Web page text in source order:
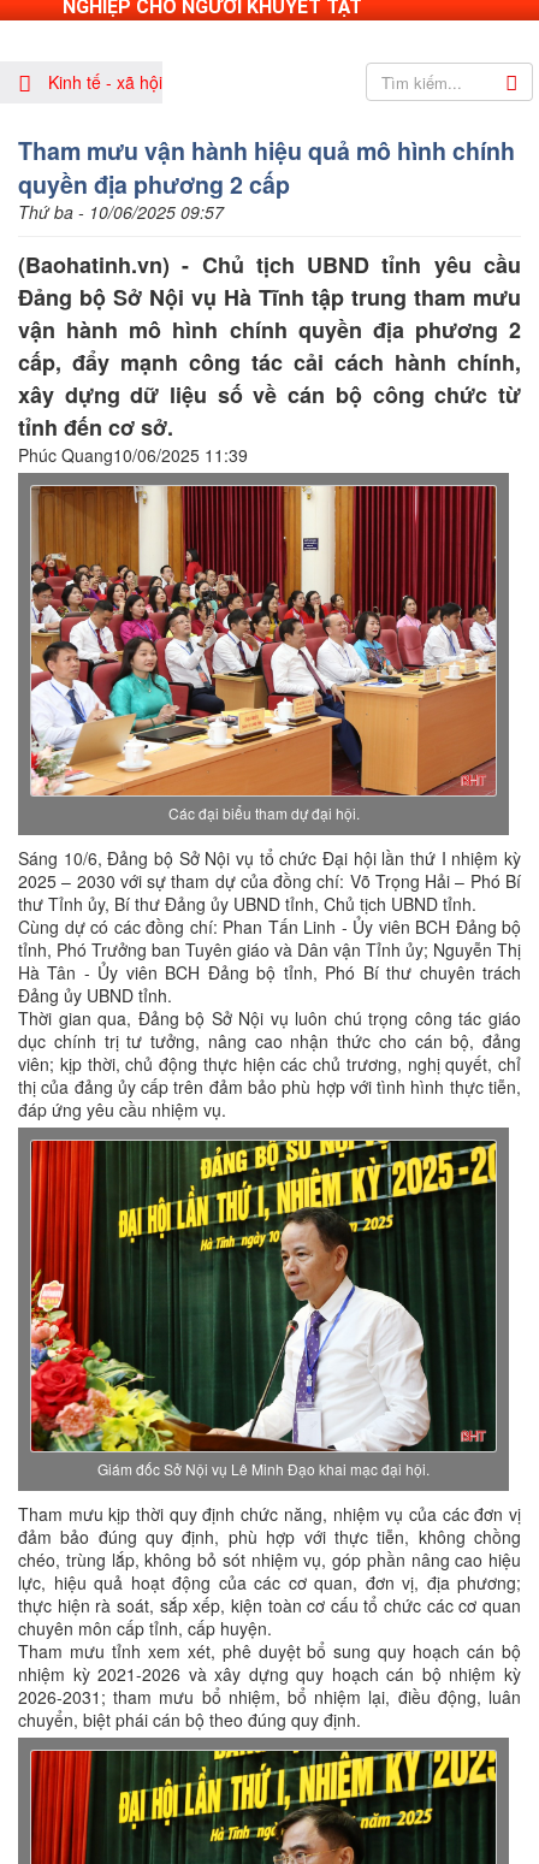
NGHIỆP CHO NGƯỜI KHUYẾT TẬT
Kinh tế - xã hội
Tham mưu vận hành hiệu quả mô hình chính
quyền địa phương 2 cấp
Thứ ba - 10/06/2025 09:57
(Baohatinh.vn) - Chủ tịch UBND tỉnh yêu cầu
Đảng bộ Sở Nội vụ Hà Tĩnh tập trung tham mưu
vận hành mô hình chính quyền địa phương 2
cấp, đẩy mạnh công tác cải cách hành chính,
xây dựng dữ liệu số về cán bộ công chức từ
tỉnh đến cơ sở.
Phúc Quang10/06/2025 11:39
Các đại biểu tham dự đại hội.
Sáng 10/6, Đảng bộ Sở Nội vụ tổ chức Đại hội lần thứ I nhiệm kỳ
2025 – 2030 với sự tham dự của đồng chí: Võ Trọng Hải – Phó Bí
thư Tỉnh ủy, Bí thư Đảng ủy UBND tỉnh, Chủ tịch UBND tỉnh.
Cùng dự có các đồng chí: Phan Tấn Linh - Ủy viên BCH Đảng bộ
tỉnh, Phó Trưởng ban Tuyên giáo và Dân vận Tỉnh ủy; Nguyễn Thị
Hà Tân - Ủy viên BCH Đảng bộ tỉnh, Phó Bí thư chuyên trách
Đảng ủy UBND tỉnh.
Thời gian qua, Đảng bộ Sở Nội vụ luôn chú trọng công tác giáo
dục chính trị tư tưởng, nâng cao nhận thức cho cán bộ, đảng
viên; kịp thời, chủ động thực hiện các chủ trương, nghị quyết, chỉ
thị của đảng ủy cấp trên đảm bảo phù hợp với tình hình thực tiễn,
đáp ứng yêu cầu nhiệm vụ.
Giám đốc Sở Nội vụ Lê Minh Đạo khai mạc đại hội.
Tham mưu kịp thời quy định chức năng, nhiệm vụ của các đơn vị
đảm bảo đúng quy định, phù hợp với thực tiễn, không chồng
chéo, trùng lắp, không bỏ sót nhiệm vụ, góp phần nâng cao hiệu
lực, hiệu quả hoạt động của các cơ quan, đơn vị, địa phương;
thực hiện rà soát, sắp xếp, kiện toàn cơ cấu tổ chức các cơ quan
chuyên môn cấp tỉnh, cấp huyện.
Tham mưu tỉnh xem xét, phê duyệt bổ sung quy hoạch cán bộ
nhiệm kỳ 2021-2026 và xây dựng quy hoạch cán bộ nhiệm kỳ
2026-2031; tham mưu bổ nhiệm, bổ nhiệm lại, điều động, luân
chuyển, biệt phái cán bộ theo đúng quy định.